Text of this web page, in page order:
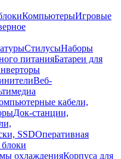
КомпьютерыИгровые
СтилусыНаборы
питанияБатареи для
Веб-
кабели,
Док-станции,
SSDОперативная
охлажденияКорпуса для